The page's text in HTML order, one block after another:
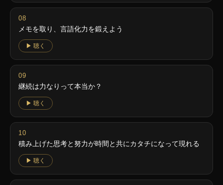
メモを取り、言語化力を鍛えよう
▶ 聴く
継続は力なりって本当か？
▶ 聴く
積み上げた思考と努力が時間と共にカタチになって現れる
▶ 聴く